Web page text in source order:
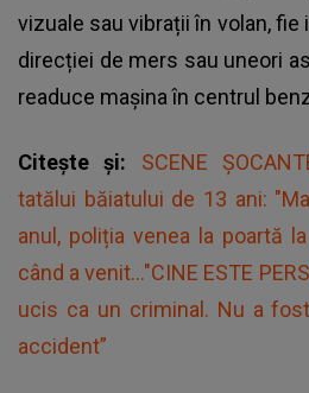
vizuale sau vibrații în volan,
direcției de mers sau uneori
readuce mașina în centrul
Citește și: SCENE
tatălui băiatului de 13 ani:
anul, poliția venea la poartă
când a venit..."CINE ESTE
ucis ca un criminal. Nu a
accident”